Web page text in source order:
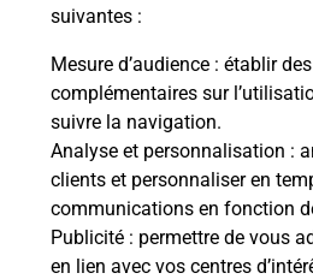
suivantes :
Mesure d’audience : établir
complémentaires sur
suivre la navigation.
Analyse et personnalisation :
clients et personnaliser en
communications en fonction
Publicité : permettre de vous
en lien avec vos centres
La Poste
en ligne
Ouvert 24h/24
En savoir plus